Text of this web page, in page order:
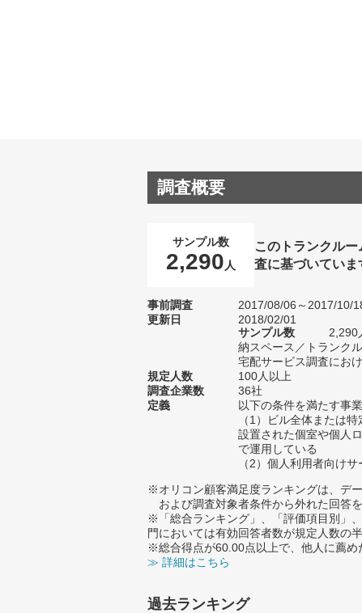
調査概要
サンプル数
2,290 人
このトランクル
査に基づいていま
事前調査
2017/08/06～2017/10/
更新日
2018/02/01
サンプル数
2,290
納スペース／トランク
宅配サービス調査にお
規定人数
100人以上
調査企業数
36社
定義
以下の条件を満たす事
（1）ビル全体または
設置された個室や個人
で運用している
（2）個人利用者向け
※オリコン顧客満足度ランキングは、デ
および調査対象者条件から外れた回答
※「総合ランキング」、「評価項目別」
門においては有効回答者数が規定人数の
※総合得点が60.00点以上で、他人に薦め
≫ 詳細はこちら
過去ランキング